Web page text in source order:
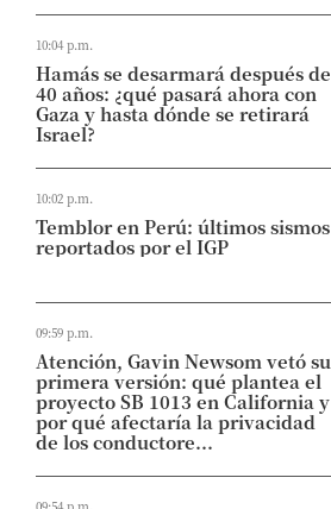
10:04 p.m.
Hamás se desarmará después de
40 años: ¿qué pasará ahora con
Gaza y hasta dónde se retirará
Israel?
10:02 p.m.
Temblor en Perú: últimos sismos
reportados por el IGP
09:59 p.m.
Atención, Gavin Newsom vetó su
primera versión: qué plantea el
proyecto SB 1013 en California y
por qué afectaría la privacidad
de los conductore...